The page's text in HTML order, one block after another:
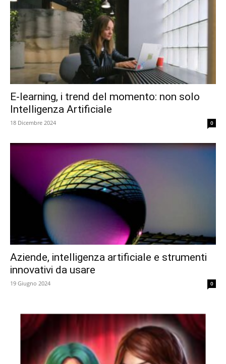
E-learning, i trend del momento: non solo
Intelligenza Artificiale
18 Dicembre 2024 0
Aziende, intelligenza artificiale e strumenti
innovativi da usare
19 Giugno 2024 0